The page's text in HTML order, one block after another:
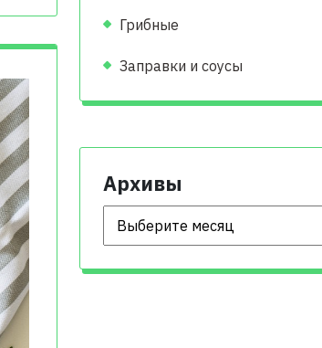
Грибные
Заправки и соусы
Архивы
Архивы